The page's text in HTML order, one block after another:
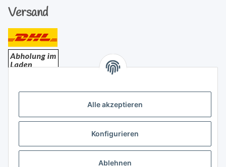
Alle akzeptieren
Konfigurieren
Ablehnen
Versand